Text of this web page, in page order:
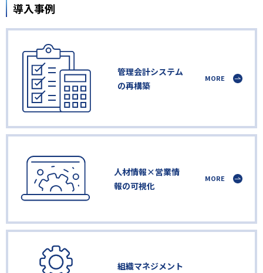
導入事例
管理会計システム
の再構築
MORE
組織マネジメント
人材情報×営業情
報の可視化
MORE